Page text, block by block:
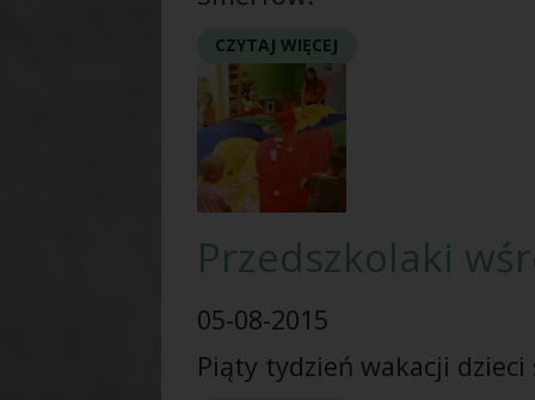
CZYTAJ WIĘCEJ
Przedszkolaki
05-08-2015
Piąty tydzień wakacji